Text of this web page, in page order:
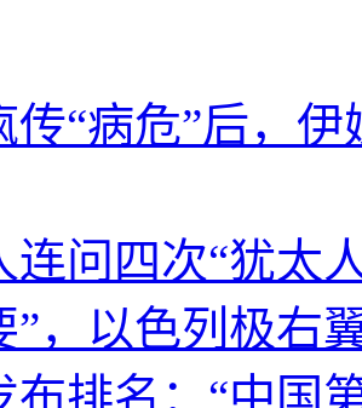
传“病危”后，
连问四次“犹太
”，以色列极右
布排名：“中国